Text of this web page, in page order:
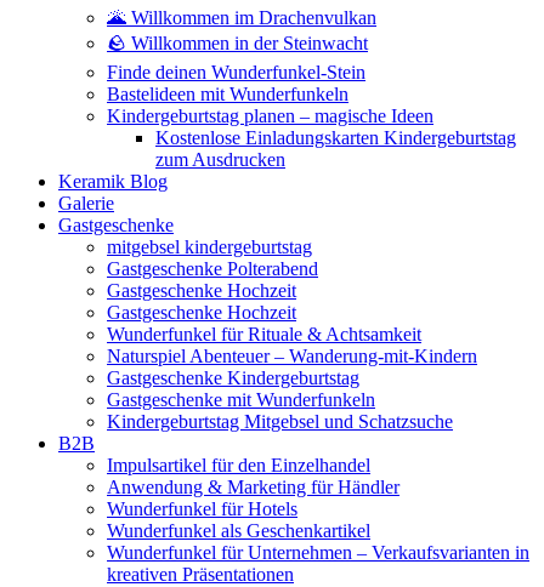
🌋 Willkommen im Drachenvulkan
🪨 Willkommen in der Steinwacht
Finde deinen Wunderfunkel-Stein
Bastelideen mit Wunderfunkeln
Kindergeburtstag planen – magische Ideen
Kostenlose Einladungskarten Kindergeburtstag
zum Ausdrucken
Keramik Blog
Galerie
Gastgeschenke
mitgebsel kindergeburtstag
Gastgeschenke Polterabend
Gastgeschenke Hochzeit
Gastgeschenke Hochzeit
Wunderfunkel für Rituale & Achtsamkeit
Naturspiel Abenteuer – Wanderung-mit-Kindern
Gastgeschenke Kindergeburtstag
Gastgeschenke mit Wunderfunkeln
Kindergeburtstag Mitgebsel und Schatzsuche
B2B
Impulsartikel für den Einzelhandel
Anwendung & Marketing für Händler
Wunderfunkel für Hotels
Wunderfunkel als Geschenkartikel
Wunderfunkel für Unternehmen – Verkaufsvarianten in
kreativen Präsentationen